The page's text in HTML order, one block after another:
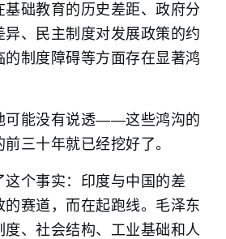
基础教育的历史差距、政府分
、民主制度对发展政策的约
的制度障碍等方面存在显著鸿
可能没有说透——这些鸿沟的
三十年就已经挖好了。
这个事实：印度与中国的差
的赛道，而在起跑线。毛泽东
度、社会结构、工业基础和人